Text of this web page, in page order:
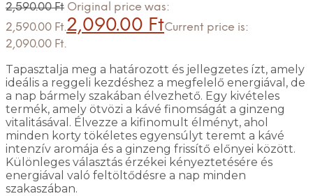
2,590.00Ft Original price was:
2,590.00 Ft.2,090.00 FtCurrent price is:
2,090.00 Ft.
Tapasztalja meg a határozott és jellegzetes ízt, amely
ideális a reggeli kezdéshez a megfelelő energiával, de
a nap bármely szakában élvezhető. Egy kivételes
termék, amely ötvözi a kávé finomságát a ginzeng
vitalitásával. Élvezze a kifinomult élményt, ahol
minden korty tökéletes egyensúlyt teremt a kávé
intenzív aromája és a ginzeng frissítő előnyei között.
Különleges választás érzékei kényeztetésére és
energiával való feltöltődésre a nap minden
szakaszában.